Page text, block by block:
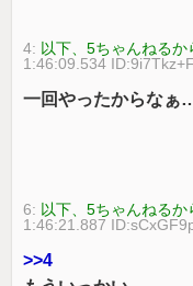
4: 以下、5ちゃんねる
1:46:09.534
一回やったからなぁ
6: 以下、5ちゃんねる
1:46:21.887
>>4